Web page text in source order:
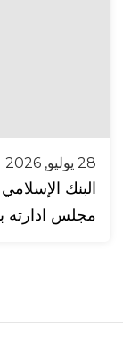
28 يوليو, 2026
مجلس ادارته بتاريخ